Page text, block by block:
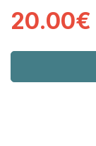
20.00€